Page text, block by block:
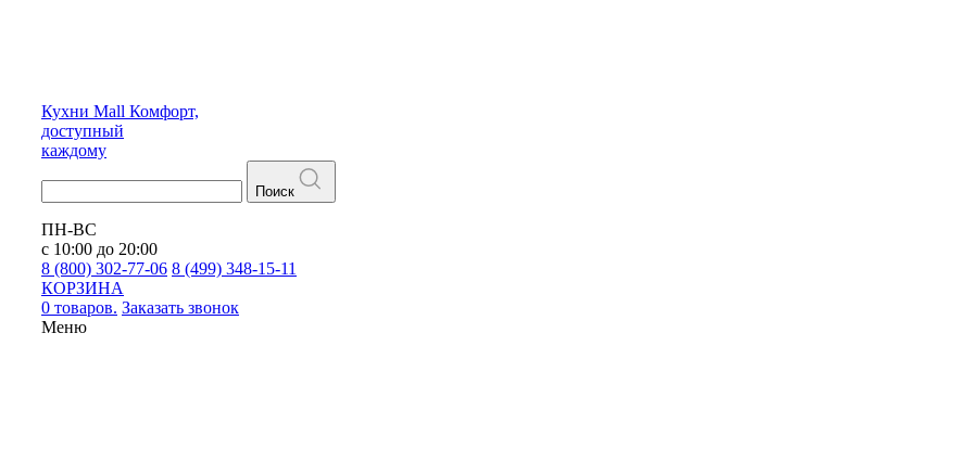
Кухни Mall Комфорт,
доступный
каждому
Поиск
ПН-ВС
с 10:00 до 20:00
8 (800) 302-77-06 8 (499) 348-15-11
КОРЗИНА
0 товаров. Заказать звонок
Меню